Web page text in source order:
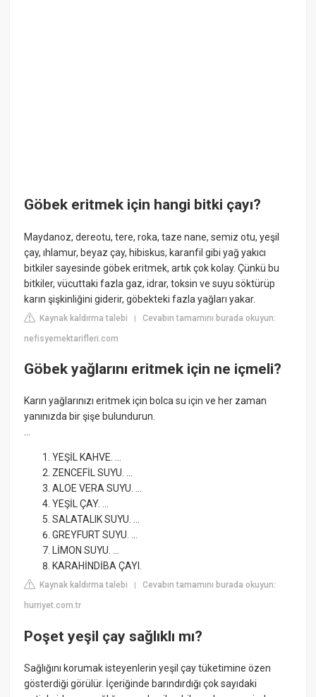
Göbek eritmek için hangi bitki çayı?
Maydanoz, dereotu, tere, roka, taze nane, semiz otu, yeşil
çay, ıhlamur, beyaz çay, hibiskus, karanfil gibi yağ yakıcı
bitkiler sayesinde göbek eritmek, artık çok kolay. Çünkü bu
bitkiler, vücuttaki fazla gaz, idrar, toksin ve suyu söktürüp
karın şişkinliğini giderir, göbekteki fazla yağları yakar.
Kaynak kaldırma talebi |Cevabın tamamını burada okuyun:
nefisyemektarifleri.com
Göbek yağlarını eritmek için ne içmeli?
Karın yağlarınızı eritmek için bolca su için ve her zaman
yanınızda bir şişe bulundurun.
...
YEŞİL KAHVE. ...
ZENCEFİL SUYU. ...
ALOE VERA SUYU. ...
YEŞİL ÇAY. ...
SALATALIK SUYU. ...
GREYFURT SUYU. ...
LİMON SUYU. ...
KARAHİNDİBA ÇAYI.
Kaynak kaldırma talebi |Cevabın tamamını burada okuyun:
hurriyet.com.tr
Poşet yeşil çay sağlıklı mı?
Sağlığını korumak isteyenlerin yeşil çay tüketimine özen
gösterdiği görülür. İçeriğinde barındırdığı çok sayıdaki